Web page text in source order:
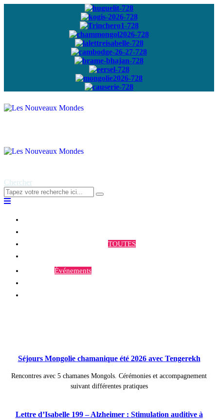
Chercher
TOUTES
Événements
Séjours Mongolie chamanique été 2026 avec Tengerekh
Rencontres avec 5 chamanes Mongols. Cérémonies et accompagnement
suivant différentes pratiques
Lettre d’Isabelle 199 – Alzheimer : Stimulation auditive à